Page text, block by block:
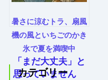
暑さに涼むトラ、扇風
機の風といちごのかき
氷で夏を満喫中
「まだ大丈夫」と
思っていません
カテゴリー